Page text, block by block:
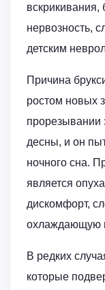
нервозность,
детским
Причина
ростом новых
прорезывании
десны, и он
ночного сна.
является
дискомфорт,
охлаждающую
В редких
которые